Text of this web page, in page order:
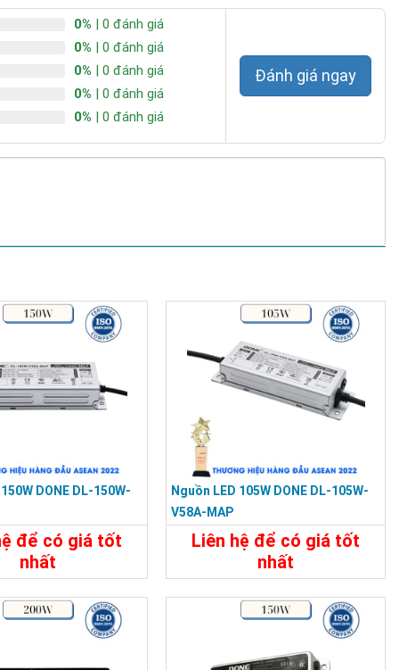
0% | 0 đánh giá
0% | 0 đánh giá
0% | 0 đánh giá
0% | 0 đánh giá
0% | 0 đánh giá
Đánh giá ngay
DONE DL-150W-
để có giá tốt
nhất
Nguồn LED 105W DONE DL-105W-
V58A-MAP
Liên hệ để có giá tốt
nhất